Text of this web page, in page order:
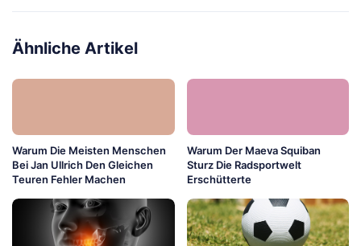
Ähnliche Artikel
Warum Die Meisten Menschen
Bei Jan Ullrich Den Gleichen
Teuren Fehler Machen
Warum Der Maeva Squiban
Sturz Die Radsportwelt
Erschütterte